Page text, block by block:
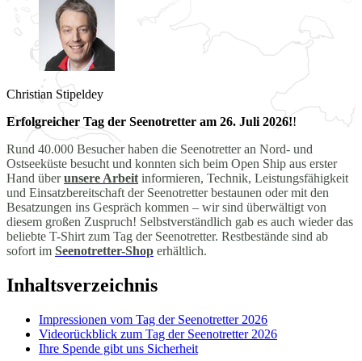
Christian Stipeldey
Erfolgreicher Tag der Seenotretter am 26. Juli 2026!!
Rund 40.000 Besucher haben die Seenotretter an Nord- und
Ostseeküste besucht und konnten sich beim Open Ship aus erster
Hand überunsere Arbeit informieren, Technik, Leistungsfähigkeit
und Einsatzbereitschaft der Seenotretter bestaunen oder mit den
Besatzungen ins Gespräch kommen – wir sind überwältigt von
diesem großen Zuspruch! Selbstverständlich gab es auch wieder das
beliebte T-Shirt zum Tag der Seenotretter. Restbestände sind ab
sofort im Seenotretter-Shop erhältlich.
Inhaltsverzeichnis
Impressionen vom Tag der Seenotretter 2026
Videorückblick zum Tag der Seenotretter 2026
Ihre Spende gibt uns Sicherheit